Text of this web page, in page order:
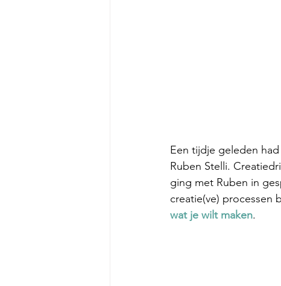
Een tijdje geleden
Ruben Stelli.
ging met Ruben in
creatie(ve) processen
wat je wilt maken.